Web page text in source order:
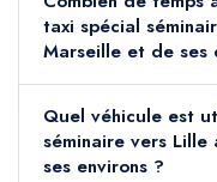
taxi spécial
Marseille et de ses
Quel véhicule est
séminaire vers
ses environs ?